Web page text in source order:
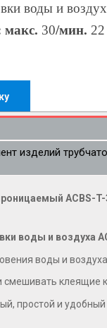
воды и
макс. 30/мин. 22
изделий
ACBS-
воды и воздуха
воды и воздуха.
смешивать клеящие
простой и